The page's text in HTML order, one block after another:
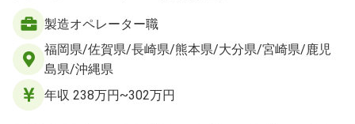
製造オペレーター職
福岡県/佐賀県/長崎県/熊本県/大分県/宮崎県/鹿児
島県/沖縄県
年収 238万円~302万円